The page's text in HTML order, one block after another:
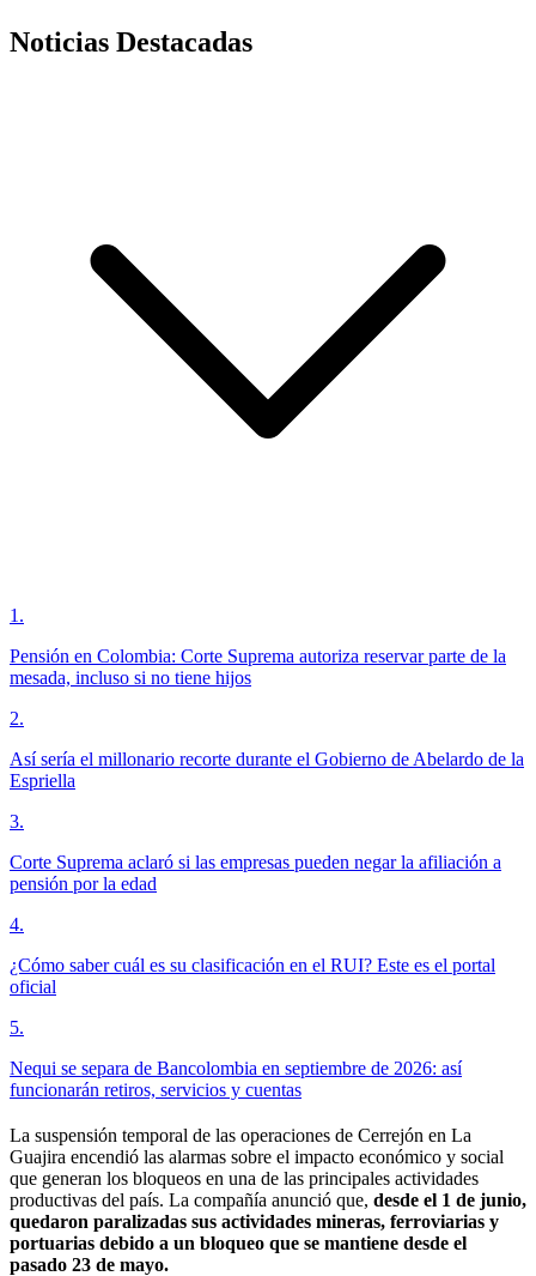
Noticias Destacadas
1 .
Pensión en Colombia: Corte Suprema autoriza reservar parte de la
mesada, incluso si no tiene hijos
2.
Así sería el millonario recorte durante el Gobierno de Abelardo de la
Espriella
3.
Corte Suprema aclaró si las empresas pueden negar la afiliación a
pensión por la edad
4.
¿Cómo saber cuál es su clasificación en el RUI? Este es el portal
oficial
5.
Nequi se separa de Bancolombia en septiembre de 2026: así
funcionarán retiros, servicios y cuentas
La suspensión temporal de las operaciones de Cerrejón en La
Guajira encendió las alarmas sobre el impacto económico y social
que generan los bloqueos en una de las principales actividades
productivas del país. La compañía anunció que, desde el 1 de junio,
quedaron paralizadas sus actividades mineras, ferroviarias y
portuarias debido a un bloqueo que se mantiene desde el
pasado 23 de mayo.